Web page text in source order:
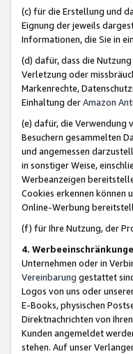
(c) für die Erstellung und
Eignung der jeweils
Informationen, die Sie in
(d) dafür, dass die
Verletzung oder
Markenrechte,
Einhaltung derAmazon
(e) dafür, die Verwendung
Besuchern gesammelten
und angemessen
in sonstiger Weise,
Werbeanzeigen
Cookies erkennen können
Online-Werbung
(f) für Ihre Nutzung, der
4.
Unternehmen oder in
Vereinbarung gestattet
Logos von uns oder
E-Books, physischen
Direktnachrichten von
Kunden angemeldet
stehen. Auf unser